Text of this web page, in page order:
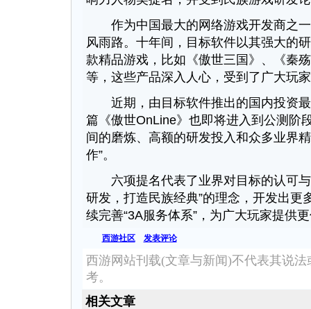
作为中国最大的网络游戏开发商之一
风雨路。十年间，目标软件以其强大的
款精品游戏，比如《傲世三国》、《秦
等，这些产品深入人心，受到了广大玩
近期，由目标软件推出的国内投资最
篇《傲世OnLine》也即将进入到公测阶
间的磨炼、高额的研发投入和众多业界
作”。
六项提名代表了业界对目标的认可与
研发，打造民族经典”的理念，开发出更
续完善“3A服务体系”，为广大玩家提供
西游社区 发表评论
西游网站刊载(文章与新闻)不代表其说
考。
相关文章